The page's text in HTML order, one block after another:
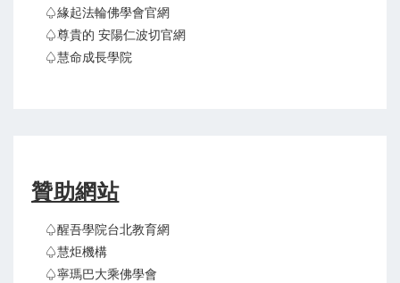
♤緣起法輪佛學會官網
♤尊貴的 安陽仁波切官網
♤慧命成長學院
贊助網站
♤醒吾學院台北教育網
♤慧炬機構
♤寧瑪巴大乘佛學會